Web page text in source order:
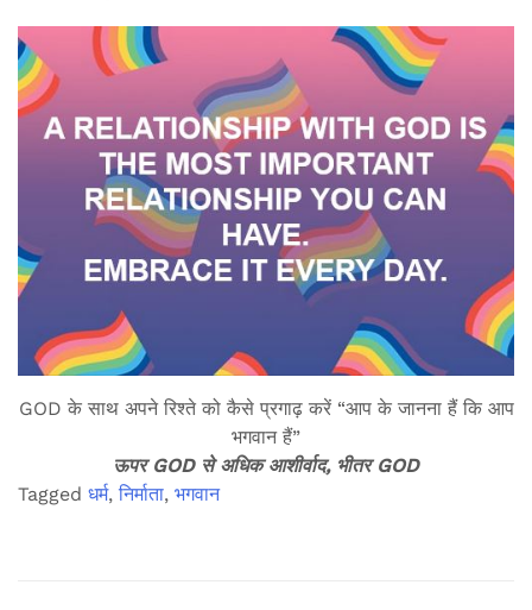
GOD के साथ अपने रिश्ते को कैसे प्रगाढ़ करें “आप के जानना हैं कि आप
भगवान हैं”
ऊपर GOD से अधिक आशीर्वाद, भीतर GOD
Tagged धर्म,निर्माता, भगवान